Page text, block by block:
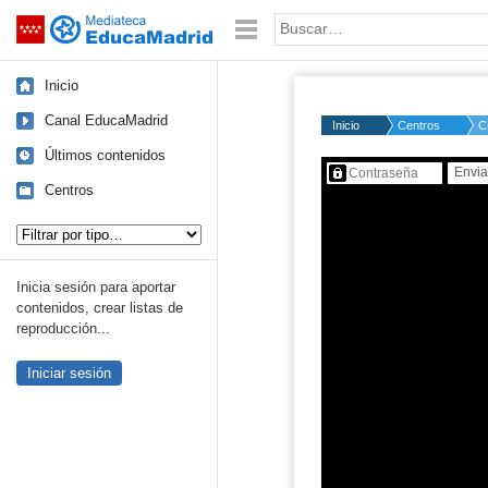
Saltar navegación Palabra o frase:
Inicio
Canal EducaMadrid
Últimos contenidos
Centros
Inicia sesión para aportar
contenidos, crear listas de
reproducción...
Iniciar sesión
Inicio Centros
Contenido protegido…